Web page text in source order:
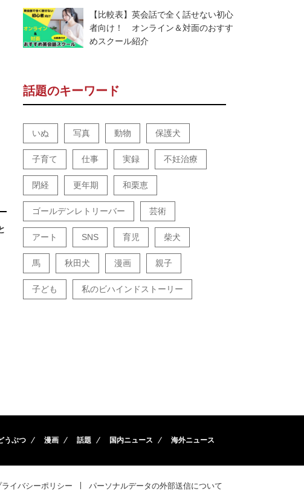
【比較表】英会話で全く話せない初心
者向け！ オンライン＆対面のおすす
めスクール紹介
話題のキーワード
いぬ 写真 動物 保護犬
子育て 仕事 実録 不妊治療
閉経 更年期 和栗恵
ゴールデンレトリーバー 芸術
アート SNS 育児 柴犬
馬 秋田犬 漫画 親子
子ども 私のビハインドストーリー
うぶつ 漫画 話題 国内ニュース 海外ニュース
ライバシーポリシー パーソナルデータの外部送信について